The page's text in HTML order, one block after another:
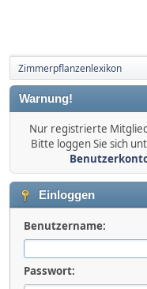
Zimmerpflanzenlexikon
Warnung!
Nur registrierte
Bitte loggen Sie sich
Einloggen
Benutzername:
Passwort: